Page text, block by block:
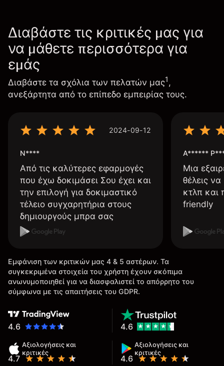
Διαβάστε τις κριτικές μας για
να μάθετε περισσότερα για
εμάς
Διαβάστε τα σχόλια των πελατών μας1,
ανεξάρτητα από το επίπεδο εμπειρίας τους.
2024-09-12
N****
Από τις καλύτερες εφαρμογές
που έχω δοκιμάσει Σου έχει και
την επιλογή για δοκιμαστικό
τέλειο συγχαρητήρια στους
δημιουργούς μπρα σας
A******
Μια
θέλεις
κτλπ και
friendly
Εμφάνιση των κριτικών μας 4 & 5 αστέρων. Τα
συγκεκριμένα στοιχεία του χρήστη έχουν σκόπιμα
ανωνυμοποιηθεί για να διασφαλιστεί το απόρρητο του
σύμφωνα με τις απαιτήσεις του GDPR.
4.6
Αξιολογήσεις και
κριτικές
4.7
Αξιολογήσεις και
κριτικές
4.6
4.6